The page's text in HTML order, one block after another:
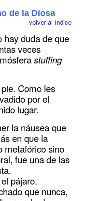
de la Diosa
volver al índice
hay duda de que
veces
stuffing
Como les
por el
lugar.
la náusea que
en que la
metafórico sino
fue una de las
pájaro.
que nunca,